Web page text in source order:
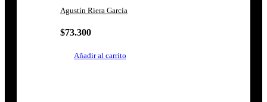
Agustín Riera García
$73.300
Añadir al carrito